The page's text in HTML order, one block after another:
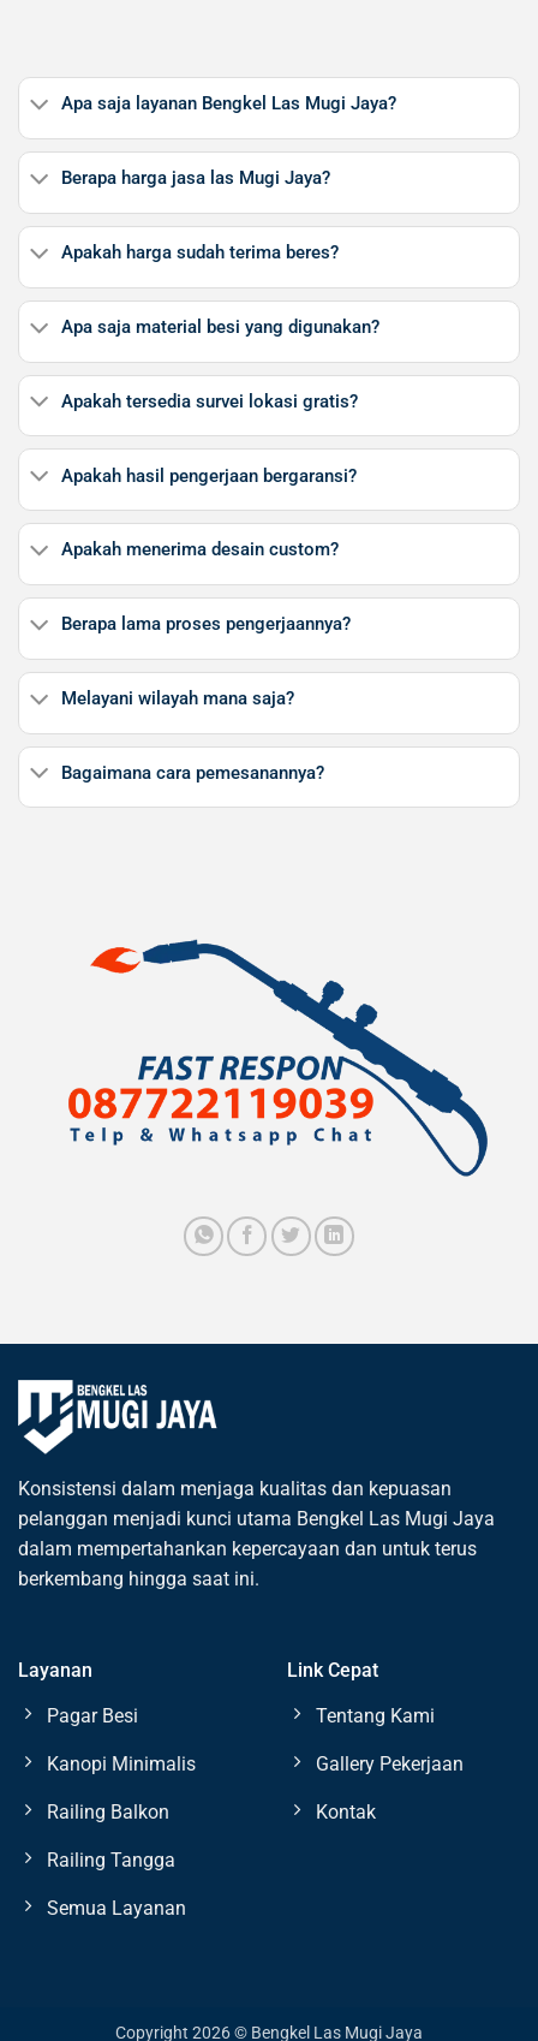
Apa saja layanan Bengkel Las Mugi Jaya?
Berapa harga jasa las Mugi Jaya?
Apakah harga sudah terima beres?
Apa saja material besi yang digunakan?
Apakah tersedia survei lokasi gratis?
Apakah hasil pengerjaan bergaransi?
Apakah menerima desain custom?
Berapa lama proses pengerjaannya?
Melayani wilayah mana saja?
Bagaimana cara pemesanannya?
Konsistensi dalam menjaga kualitas dan kepuasan
pelanggan menjadi kunci utama Bengkel Las Mugi Jaya
dalam mempertahankan kepercayaan dan untuk terus
berkembang hingga saat ini.
Layanan
Pagar Besi
Kanopi Minimalis
Railing Balkon
Railing Tangga
Semua Layanan
Link Cepat
Tentang Kami
Gallery Pekerjaan
Kontak
Copyright 2026 © Bengkel Las Mugi Jaya